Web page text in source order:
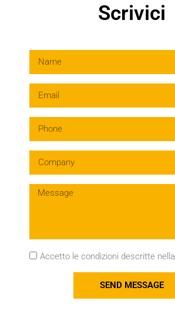
Scrivici
Accetto le condizioni descritte nella
SEND MESSAGE